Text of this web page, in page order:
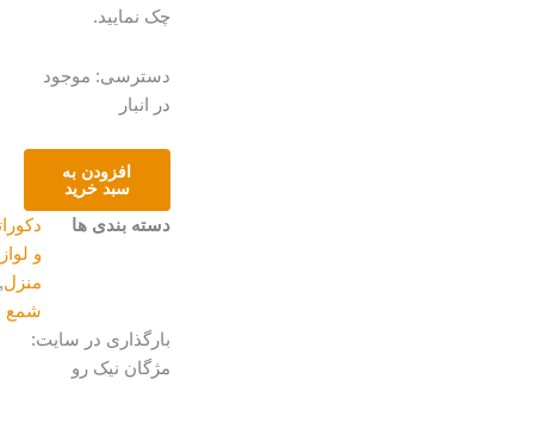
چک نمایید.
دسترسی: موجود
در انبار
شمع
افزودن به
سبد خرید
دسته بندی ها
دکوراتیو
و لوازم
منزل
شمع
بارگذاری در سایت:
مژگان نیک رو